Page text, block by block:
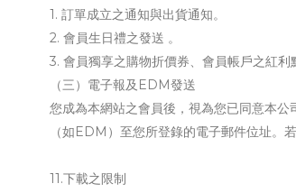
1. 訂單成立之通知與出貨通知。
2. 會員生日禮之發送 。
3. 會員獨享之購物折價券、會員帳戶之紅利
（三）電子報及EDM發送
您成為本網站之會員後，視為您已同意本
（如EDM）至您所登錄的電子郵件位址。
11.下載之限制